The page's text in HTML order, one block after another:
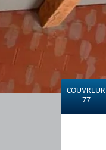
COUVREUR
77